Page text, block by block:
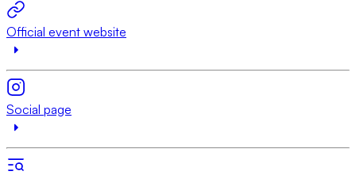
Official event website
Social page